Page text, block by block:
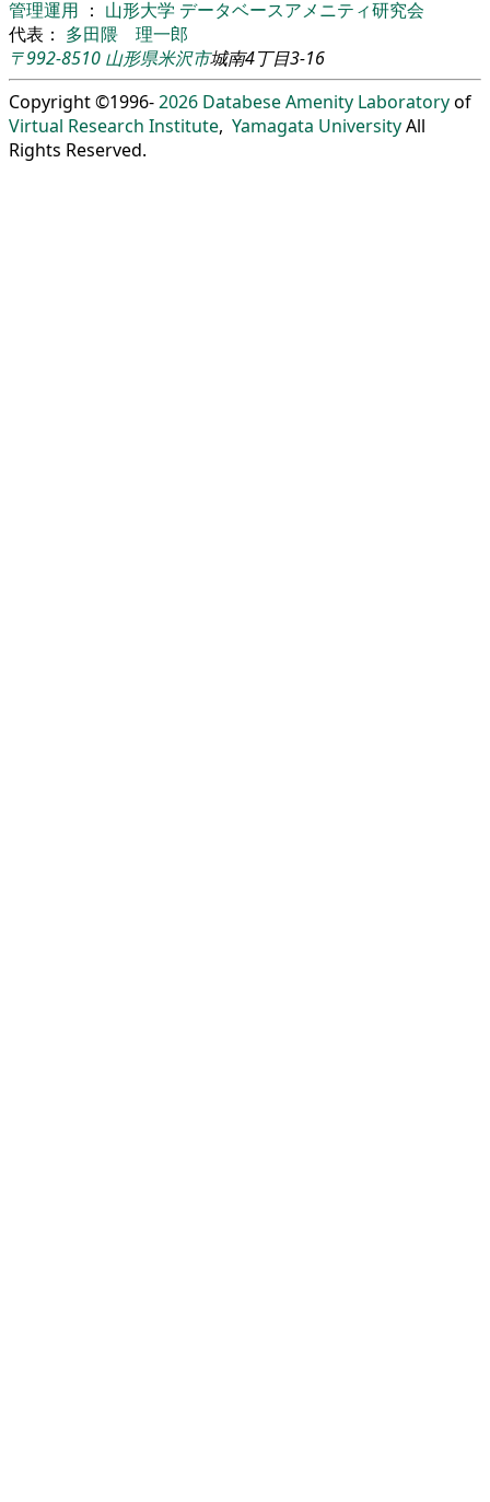
管理運用 ： 山形大学 データベースアメニティ研究会
代表： 多田隈 理一郎
〒992-8510 山形県米沢市城南4丁目3-16
Copyright ©1996-2026 Databese Amenity Laboratoryof
Virtual Research Institute, Yamagata UniversityAll
Rights Reserved.